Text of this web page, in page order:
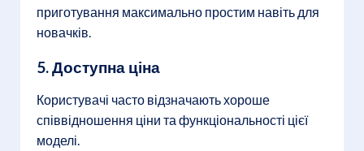
приготування максимально простим навіть для
новачків.
5. Доступна ціна
Користувачі часто відзначають хороше
співвідношення ціни та функціональності цієї
моделі.